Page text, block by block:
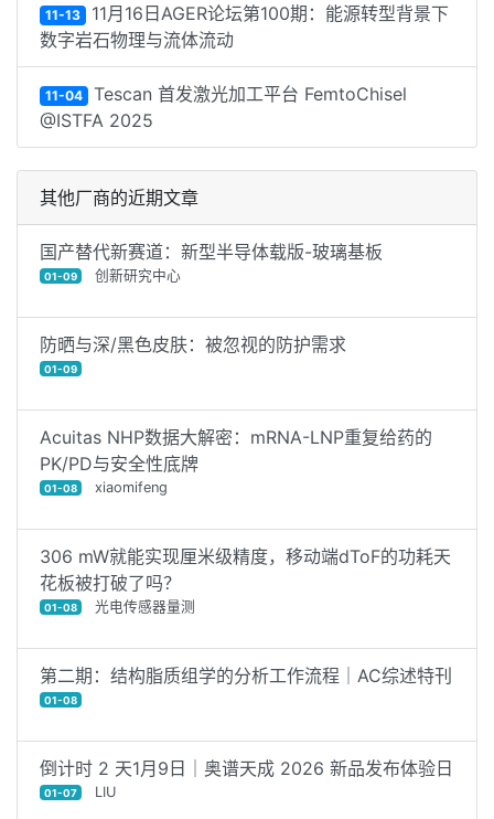
11-13 11月16日AGER论坛第100期：能源转型背景下
数字岩石物理与流体流动
11-04 Tescan 首发激光加工平台 FemtoChisel
@ISTFA 2025
其他厂商的近期文章
国产替代新赛道：新型半导体载版-玻璃基板
01-09 创新研究中心
防晒与深/黑色皮肤：被忽视的防护需求
01-09
Acuitas NHP数据大解密：mRNA-LNP重复给药的
PK/PD与安全性底牌
01-08 xiaomifeng
306 mW就能实现厘米级精度，移动端dToF的功耗天
花板被打破了吗？
01-08 光电传感器量测
第二期：结构脂质组学的分析工作流程｜AC综述特刊
01-08
倒计时 2 天1月9日｜奥谱天成 2026 新品发布体验日
01-07 LIU